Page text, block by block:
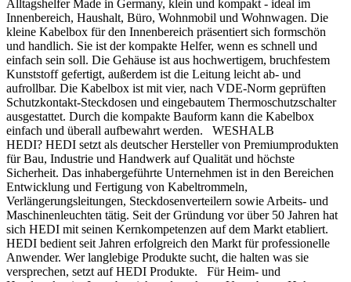
Alltagshelfer Made in Germany, klein und kompakt - ideal im
Innenbereich, Haushalt, Büro, Wohnmobil und Wohnwagen. Die
kleine Kabelbox für den Innenbereich präsentiert sich formschön
und handlich. Sie ist der kompakte Helfer, wenn es schnell und
einfach sein soll. Die Gehäuse ist aus hochwertigem, bruchfestem
Kunststoff gefertigt, außerdem ist die Leitung leicht ab- und
aufrollbar. Die Kabelbox ist mit vier, nach VDE-Norm geprüften
Schutzkontakt-Steckdosen und eingebautem Thermoschutzschalter
ausgestattet. Durch die kompakte Bauform kann die Kabelbox
einfach und überall aufbewahrt werden. WESHALB
HEDI? HEDI setzt als deutscher Hersteller von Premiumprodukten
für Bau, Industrie und Handwerk auf Qualität und höchste
Sicherheit. Das inhabergeführte Unternehmen ist in den Bereichen
Entwicklung und Fertigung von Kabeltrommeln,
Verlängerungsleitungen, Steckdosenverteilern sowie Arbeits- und
Maschinenleuchten tätig. Seit der Gründung vor über 50 Jahren hat
sich HEDI mit seinen Kernkompetenzen auf dem Markt etabliert.
HEDI bedient seit Jahren erfolgreich den Markt für professionelle
Anwender. Wer langlebige Produkte sucht, die halten was sie
versprechen, setzt auf HEDI Produkte. Für Heim- und